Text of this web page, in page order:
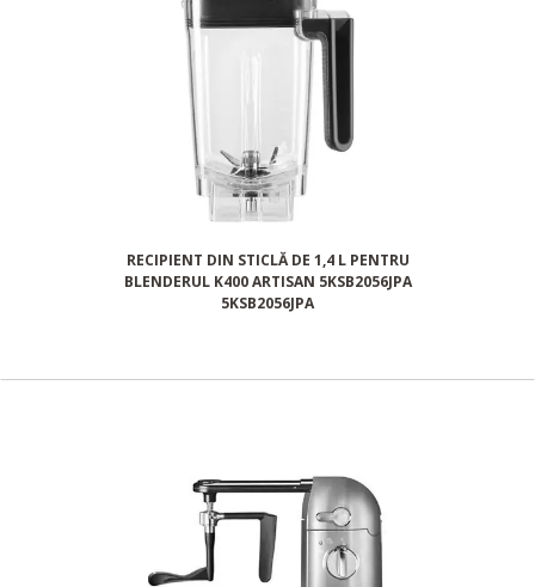
RECIPIENT DIN STICLĂ DE 1,4 L PENTRU
BLENDERUL K400 ARTISAN 5KSB2056JPA
5KSB2056JPA